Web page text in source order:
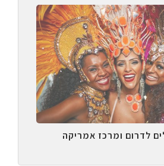
לדרום ומרכז אמריקה